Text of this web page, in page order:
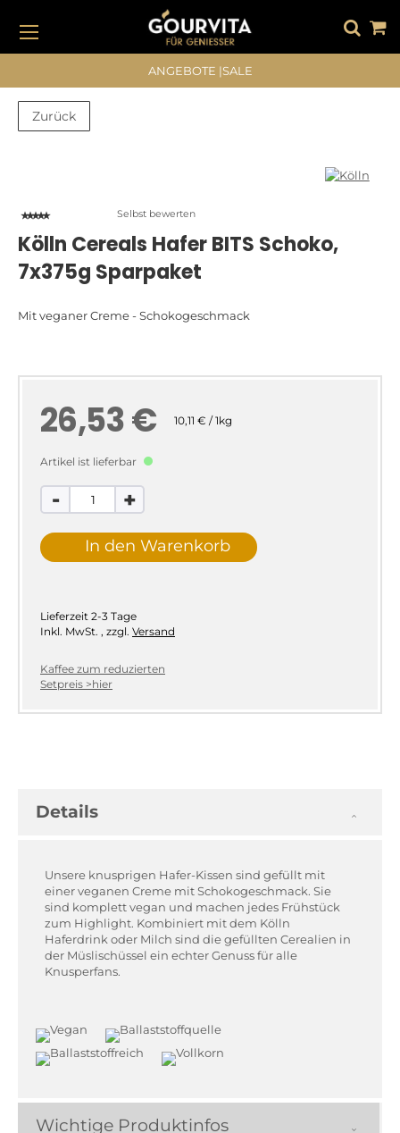
DIREKT
ZUM
INHALT
#DRÜCKEN SIE DIE EINGABETASTE, UM ZU SUCHEN
ANGEBOTE |SALE
Zurück
springen
springen
Selbst bewerten
Kölln Cereals Hafer BITS Schoko,
7x375g Sparpaket
Mit veganer Creme - Schokogeschmack
26,53 € 10,11 € / 1kg
Artikel ist lieferbar
- +
In den Warenkorb
Lieferzeit 2-3 Tage
Inkl. MwSt. , zzgl. Versand
Kaffee zum reduzierten
Setpreis >hier
Details
Unsere knusprigen Hafer-Kissen sind gefüllt mit
einer veganen Creme mit Schokogeschmack. Sie
sind komplett vegan und machen jedes Frühstück
zum Highlight. Kombiniert mit dem Kölln
Haferdrink oder Milch sind die gefüllten Cerealien in
der Müslischüssel ein echter Genuss für alle
Knusperfans.
Wichtige Produktinfos